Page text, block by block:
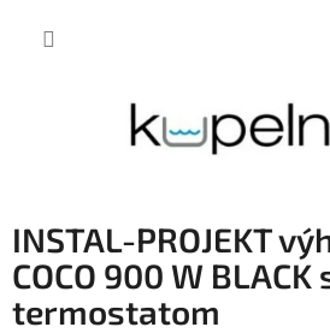
INSTAL-PROJEKT
COCO 900 W BLACK
termostatom